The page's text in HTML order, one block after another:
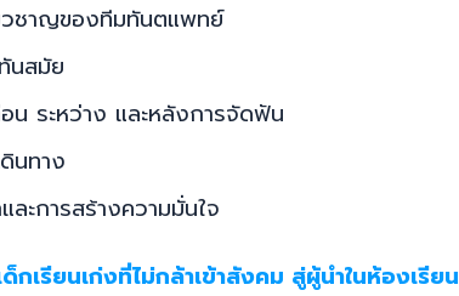
วชาญของทีมทันตแพทย์
นสมัย
ระหว่าง และหลังการจัดฟัน
นทาง
ละการสร้างความมั่นใจ
กเรียนเก่งที่ไม่กล้าเข้าสังคม สู่ผู้นำในห้องเรียน